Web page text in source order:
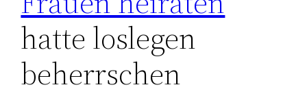
hatte loslegen
beherrschen